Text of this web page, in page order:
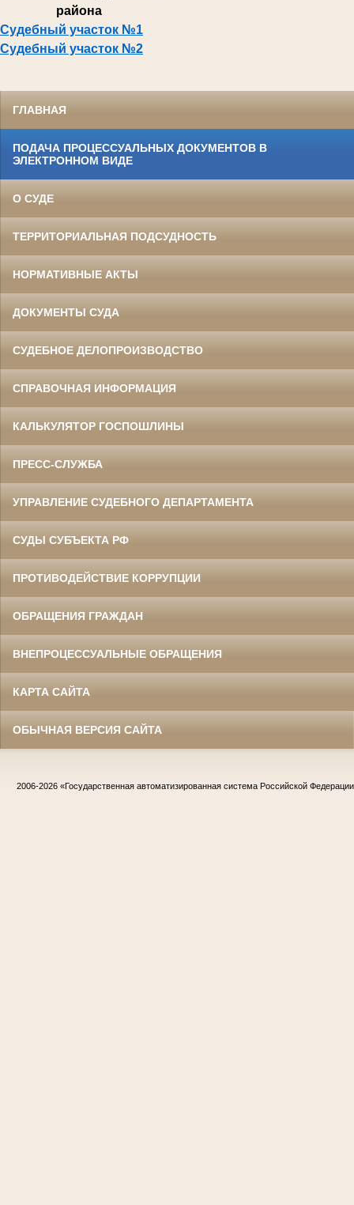
района
Судебный участок №1
Судебный участок №2
ГЛАВНАЯ
ПОДАЧА ПРОЦЕССУАЛЬНЫХ ДОКУМЕНТОВ В
ЭЛЕКТРОННОМ ВИДЕ
О СУДЕ
ТЕРРИТОРИАЛЬНАЯ ПОДСУДНОСТЬ
НОРМАТИВНЫЕ АКТЫ
ДОКУМЕНТЫ СУДА
СУДЕБНОЕ ДЕЛОПРОИЗВОДСТВО
СПРАВОЧНАЯ ИНФОРМАЦИЯ
КАЛЬКУЛЯТОР ГОСПОШЛИНЫ
ПРЕСС-СЛУЖБА
УПРАВЛЕНИЕ СУДЕБНОГО ДЕПАРТАМЕНТА
СУДЫ СУБЪЕКТА РФ
ПРОТИВОДЕЙСТВИЕ КОРРУПЦИИ
ОБРАЩЕНИЯ ГРАЖДАН
ВНЕПРОЦЕССУАЛЬНЫЕ ОБРАЩЕНИЯ
КАРТА САЙТА
ОБЫЧНАЯ ВЕРСИЯ САЙТА
2006-2026 «Государственная автоматизированная система Российской